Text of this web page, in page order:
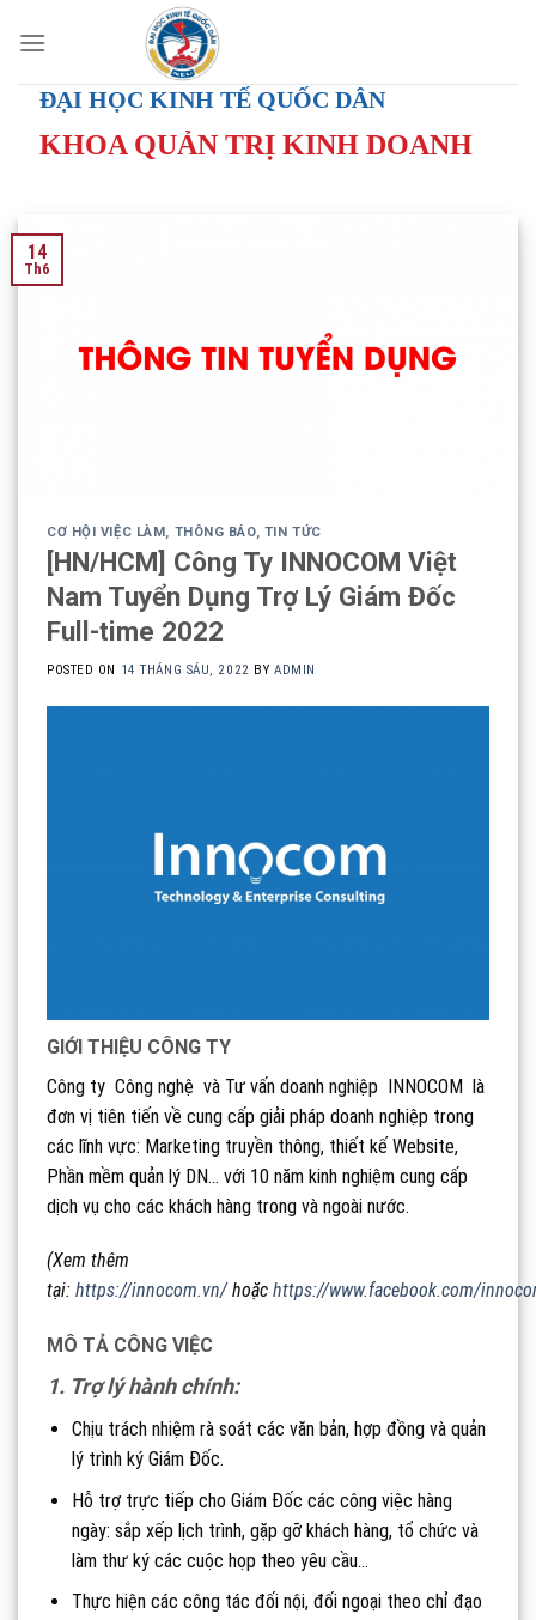
ĐẠI HỌC KINH TẾ QUỐC DÂN
KHOA QUẢN TRỊ KINH DOANH
14
Th6
CƠ HỘI VIỆC LÀM, THÔNG BÁO, TIN TỨC
[HN/HCM] Công Ty INNOCOM Việt
Nam Tuyển Dụng Trợ Lý Giám Đốc
Full-time 2022
POSTED ON 14 THÁNG SÁU, 2022 BY ADMIN
GIỚI THIỆU CÔNG TY
Công ty Công nghệ và Tư vấn doanh nghiệp INNOCOM là
đơn vị tiên tiến về cung cấp giải pháp doanh nghiệp trong
các lĩnh vực: Marketing truyền thông, thiết kế Website,
Phần mềm quản lý DN… với 10 năm kinh nghiệm cung cấp
dịch vụ cho các khách hàng trong và ngoài nước.
(Xem thêm
tại: https://innocom.vn/hoặc https://www.facebook.com/
MÔ TẢ CÔNG VIỆC
1. Trợ lý hành chính:
Chịu trách nhiệm rà soát các văn bản, hợp đồng và quản
lý trình ký Giám Đốc.
Hỗ trợ trực tiếp cho Giám Đốc các công việc hàng
ngày: sắp xếp lịch trình, gặp gỡ khách hàng, tổ chức và
làm thư ký các cuộc họp theo yêu cầu…
Thực hiện các công tác đối nội, đối ngoại theo chỉ đạo